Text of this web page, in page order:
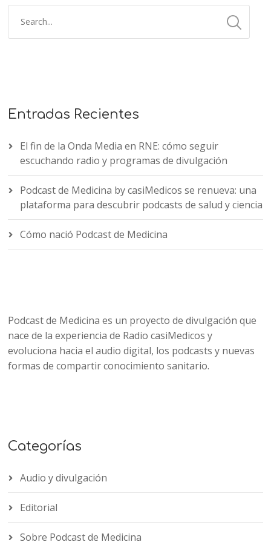
Entradas Recientes
El fin de la Onda Media en RNE: cómo seguir
escuchando radio y programas de divulgación
Podcast de Medicina by casiMedicos se renueva: una
plataforma para descubrir podcasts de salud y ciencia
Cómo nació Podcast de Medicina
Podcast de Medicina es un proyecto de divulgación que
nace de la experiencia de Radio casiMedicos y
evoluciona hacia el audio digital, los podcasts y nuevas
formas de compartir conocimiento sanitario.
Categorías
Audio y divulgación
Editorial
Sobre Podcast de Medicina